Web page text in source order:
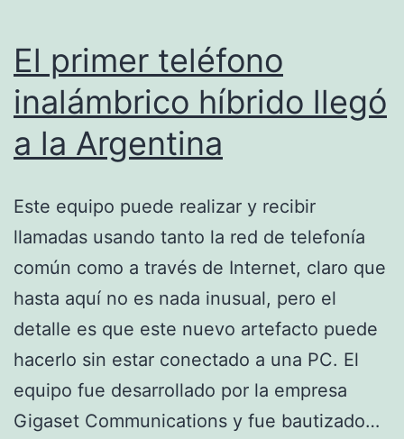
El primer teléfono
inalámbrico híbrido llegó
a la Argentina
Este equipo puede realizar y recibir
llamadas usando tanto la red de telefonía
común como a través de Internet, claro que
hasta aquí no es nada inusual, pero el
detalle es que este nuevo artefacto puede
hacerlo sin estar conectado a una PC. El
equipo fue desarrollado por la empresa
Gigaset Communications y fue bautizado…